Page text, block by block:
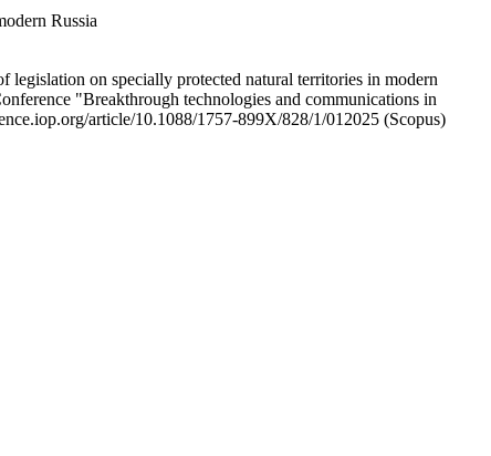
Russia
on specially protected natural territories in modern
"Breakthrough technologies and communications in
article/10.1088/1757-899X/828/1/012025 (Scopus)